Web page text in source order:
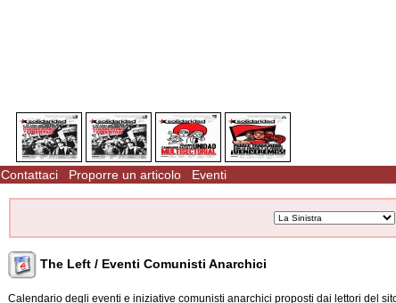
Contattaci Proporre un articolo Eventi
The Left / Eventi Comunisti Anarchici
Calendario degli eventi e iniziative comunisti anarchici proposti dai lettori del